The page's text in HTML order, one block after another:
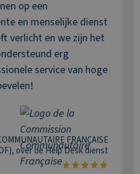
op een
en menselijke dienst
verlicht en we zijn het
erg
service van hoge
FRANÇAISE
, over deHelp Deskdienst